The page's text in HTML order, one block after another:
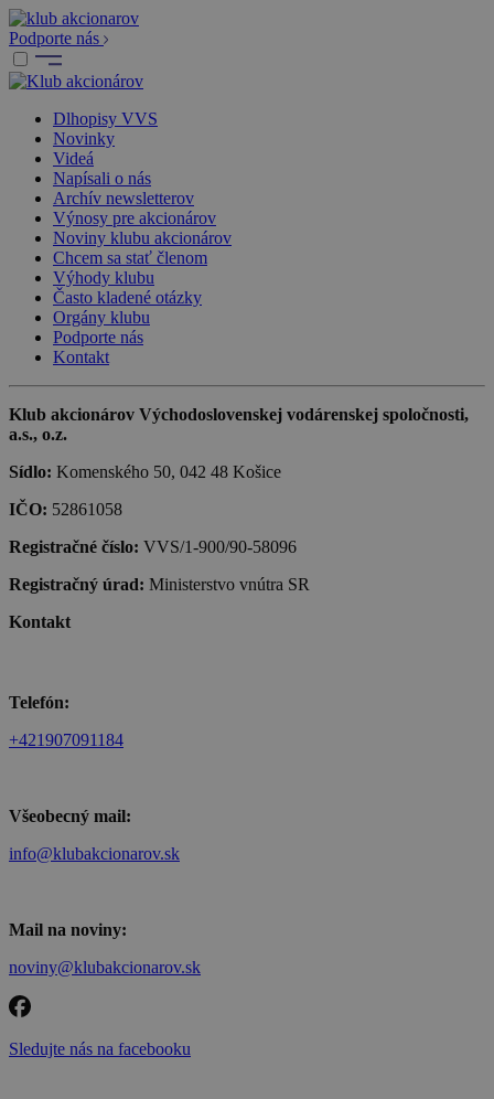
Podporte nás
Dlhopisy VVS
Novinky
Videá
Napísali o nás
Archív newsletterov
Výnosy pre akcionárov
Noviny klubu akcionárov
Chcem sa stať členom
Výhody klubu
Často kladené otázky
Orgány klubu
Podporte nás
Kontakt
Klub akcionárov Východoslovenskej vodárenskej spoločnosti,
a.s., o.z.
Sídlo: Komenského 50, 042 48 Košice
IČO: 52861058
Registračné číslo: VVS/1-900/90-58096
Registračný úrad: Ministerstvo vnútra SR
Kontakt
Telefón:
+421907091184
Všeobecný mail:
info@klubakcionarov.sk
Mail na noviny:
noviny@klubakcionarov.sk
Sledujte nás na facebooku